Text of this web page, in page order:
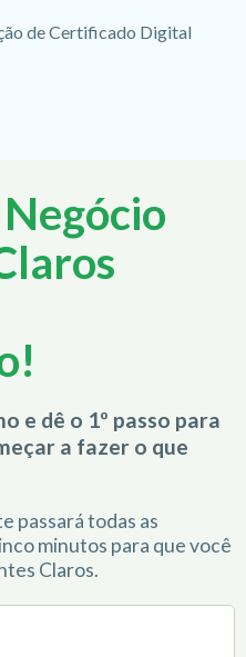
de Certificado Digital
e dê o 1º passo para
a fazer o que
passará todas as
minutos para que você
Claros.